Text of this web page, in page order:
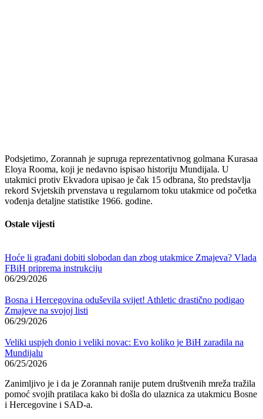
Podsjetimo, Zorannah je supruga reprezentativnog golmana Kurasaa
Eloya Rooma, koji je nedavno ispisao historiju Mundijala. U
utakmici protiv Ekvadora upisao je čak 15 odbrana, što predstavlja
rekord Svjetskih prvenstava u regularnom toku utakmice od početka
vođenja detaljne statistike 1966. godine.
Ostale vijesti
Hoće li građani dobiti slobodan dan zbog utakmice Zmajeva? Vlada
FBiH priprema instrukciju
06/29/2026
Bosna i Hercegovina oduševila svijet! Athletic drastično podigao
Zmajeve na svojoj listi
06/29/2026
Veliki uspjeh donio i veliki novac: Evo koliko je BiH zaradila na
Mundijalu
06/25/2026
Zanimljivo je i da je Zorannah ranije putem društvenih mreža tražila
pomoć svojih pratilaca kako bi došla do ulaznica za utakmicu Bosne
i Hercegovine i SAD-a.